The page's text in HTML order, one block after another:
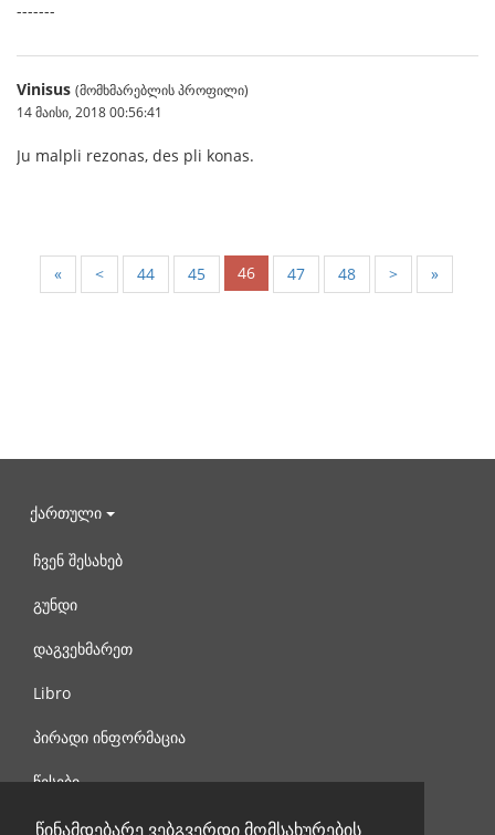
წინამდებარე ვებგვერდი მომსახურების
-------
Vinisus (მომხმარებლის პროფილი)
14 მაისი, 2018 00:56:41
Ju malpli rezonas, des pli konas.
« < 44 45 46 47 48 > »
ქართული
ჩვენ შესახებ
გუნდი
დაგვეხმარეთ
Libro
პირადი ინფორმაცია
წესები
დაგვიკავშირდით